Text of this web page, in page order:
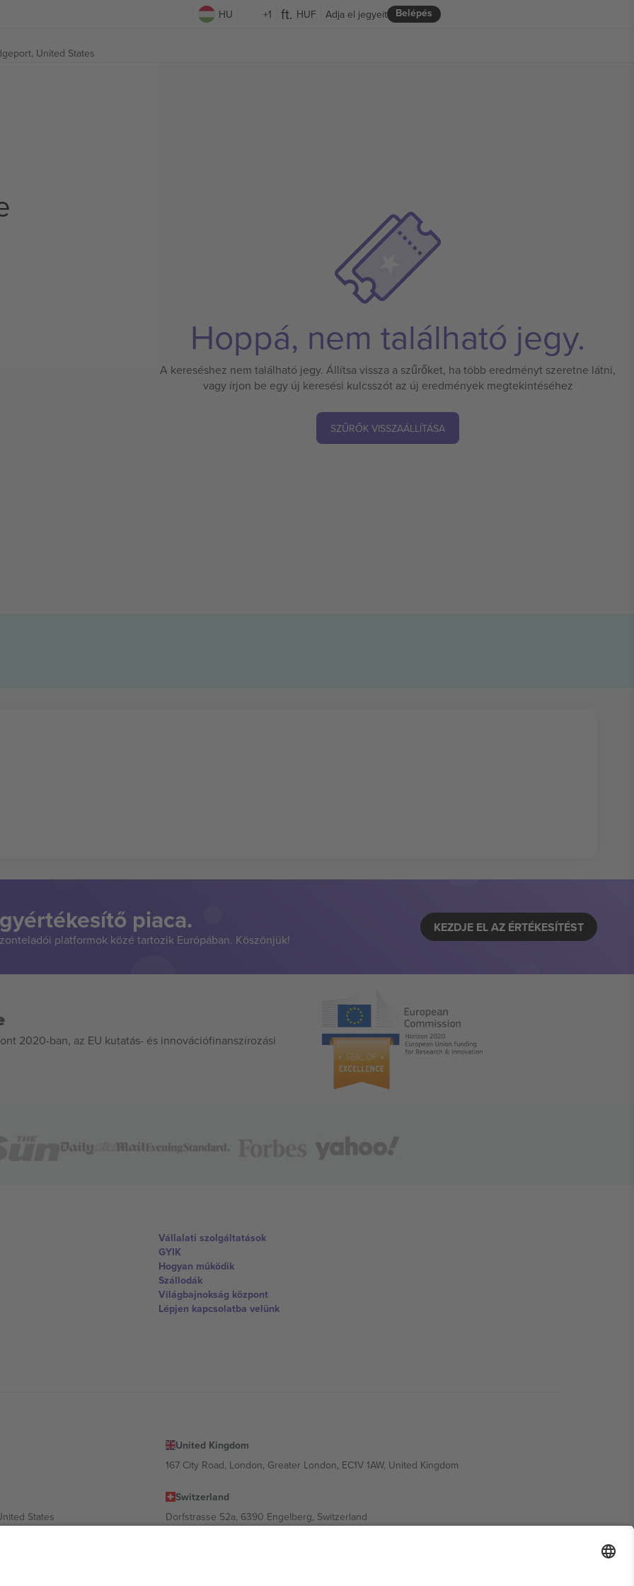
HU +1 HUF Belépés
Adja el jegyeit
United States
Hoppá, nem található jegy.
A kereséshez nem található jegy. Állítsa vissza a szűrőket, ha több eredményt szeretne látni,
vagy írjon be egy új keresési kulcsszót az új eredmények megtekintéséhez
SZŰRŐK VISSZAÁLLÍTÁSA
piaca.
platformok közé tartozik Európában. Köszönjük!
KEZDJE EL AZ ÉRTÉKESÍTÉST
2020-ban, az EU kutatás- és innovációfinanszírozási
Vállalati szolgáltatások
GYIK
Hogyan működik
Szállodák
Világbajnokság központ
Lépjen kapcsolatba velünk
United Kingdom
167 City Road, London, Greater London, EC1V 1AW, United Kingdom
States
Switzerland
Dorfstrasse 52a, 6390 Engelberg, Switzerland